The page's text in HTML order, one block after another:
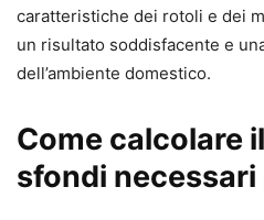
caratteristiche dei rotoli e dei
un risultato soddisfacente e
dell’ambiente domestico.
Come calcolare
sfondi